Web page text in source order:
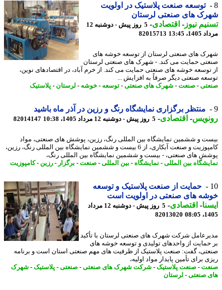
توسعه صنعت پلاستیک در اولویت
های صنعتی لرستان
نیوز-اقتصادی-
5 روز پیش - دوشنبه 12
13:45
82015713
های صنعتی لرستان از توسعه خوشه های
حمایت می کند. - شهرک های صنعتی لرستان
خوشه های صنعتی حمایت می کند. از خرم آباد، در اقتصادهای نوین،
صنعتی دیگر صرفاً به افزایش ...
-صنعت-شهرک های صنعتی-توسعه-خوشه-لرستان-پلاستیک
منتظر برگزاری نمایشگاه رنگ و رزین در آذر ماه باشید
-اقتصادی-5 روز پیش - دوشنبه 12 مرداد 1405، 10:38 82014147
و ششمین نمایشگاه بین المللی رنگ، رزین، پوشش های صنعتی، مواد
کامپوزیت و صنعت آبکاری، از 6 بیست و ششمین نمایشگاه بین المللی رنگ، رزین،
های صنعتی، - بیست و ششمین نمایشگاه بین المللی رنگ،
بین المللی-نمایشگاه-بین المللی-صنعت-برگزار - رزین - کامپوزیت
حمایت از صنعت پلاستیک و توسعه
های صنعتی در اولویت است
-اقتصادی-
5 روز پیش - دوشنبه 12 مرداد
82013020
شرکت شهرک های صنعتی لرستان با تأکید
از واحدهای تولیدی و توسعه خوشه های
گفت: صنعت پلاستیک از ظرفیت های مهم صنعتی استان است و برنامه
برای تأمین پایدار مواد اولیه،
-صنعت پلاستیک-شرکت شهرک های صنعتی-صنعتی-پلاستیک-شهرک
صنعتی-لرستان